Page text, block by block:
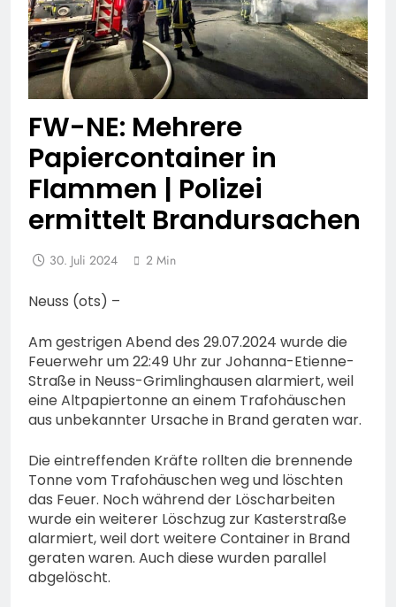
FW-NE: Mehrere
Papiercontainer in
Flammen | Polizei
ermittelt Brandursachen
30. Juli 2024 2 Min
Neuss (ots) –
Am gestrigen Abend des 29.07.2024 wurde die
Feuerwehr um 22:49 Uhr zur Johanna-Etienne-
Straße in Neuss-Grimlinghausen alarmiert, weil
eine Altpapiertonne an einem Trafohäuschen
aus unbekannter Ursache in Brand geraten war.
Die eintreffenden Kräfte rollten die brennende
Tonne vom Trafohäuschen weg und löschten
das Feuer. Noch während der Löscharbeiten
wurde ein weiterer Löschzug zur Kasterstraße
alarmiert, weil dort weitere Container in Brand
geraten waren. Auch diese wurden parallel
abgelöscht.